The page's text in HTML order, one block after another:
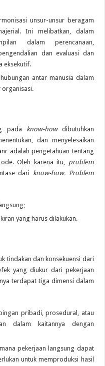
unsur-unsur beragam
Ini melibatkan, dalam
dalam perencanaan,
dan evaluasi dan
eksekutif.
antar manusia dalam
organisasi.
pada know-how dibutuhkan
dan menyelesaikan
adalah pengetahuan tentang
Oleh karena itu, problem
dari know-how. Problem
yang harus dilakukan.
tindakan dan konsekuensi dari
yang diukur dari pekerjaan
terdapat tiga dimensi dalam
pribadi, prosedural, atau
dalam kaitannya dengan
pekerjaan langsung dapat
untuk memproduksi hasil